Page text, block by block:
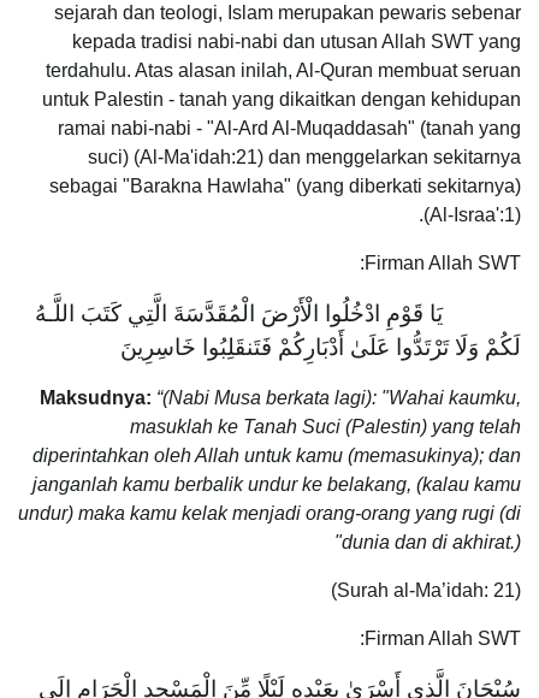
sejarah dan teologi, Islam merupakan pewaris sebenar
kepada tradisi nabi-nabi dan utusan Allah SWT yang
terdahulu. Atas alasan inilah, Al-Quran membuat seruan
untuk Palestin - tanah yang dikaitkan dengan kehidupan
ramai nabi-nabi - "Al-Ard Al-Muqaddasah" (tanah yang
suci) (Al-Ma'idah:21) dan menggelarkan sekitarnya
sebagai "Barakna Hawlaha" (yang diberkati sekitarnya)
(Al-Israa':1).
Firman Allah SWT:
يَا قَوْمِ ادْخُلُوا الْأَرْضَ الْمُقَدَّسَةَ الَّتِي كَتَبَ اللَّـهُ
لَكُمْ وَلَا تَرْتَدُّوا عَلَىٰ أَدْبَارِكُمْ فَتَنقَلِبُوا خَاسِرِينَ
Maksudnya: “(Nabi Musa berkata lagi): "Wahai kaumku,
masuklah ke Tanah Suci (Palestin) yang telah
diperintahkan oleh Allah untuk kamu (memasukinya); dan
janganlah kamu berbalik undur ke belakang, (kalau kamu
undur) maka kamu kelak menjadi orang-orang yang rugi (di
dunia dan di akhirat.)"
(Surah al-Ma’idah: 21)
Firman Allah SWT:
سُبْحَانَ الَّذِي أَسْرَىٰ بِعَبْدِهِ لَيْلًا مِّنَ الْمَسْجِدِ الْحَرَامِ إِلَى